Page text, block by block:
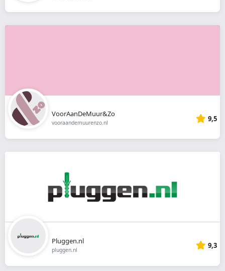
VoorAanDeMuur&Zo
vooraandemuurenzo.nl 9,5
Pluggen.nl
pluggen.nl 9,3